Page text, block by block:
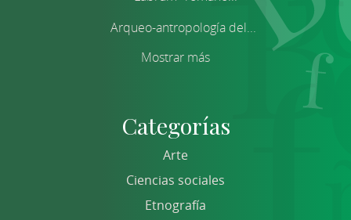
Arqueo-antropología del...
Mostrar más
Categorías
Arte
Ciencias sociales
Etnografía